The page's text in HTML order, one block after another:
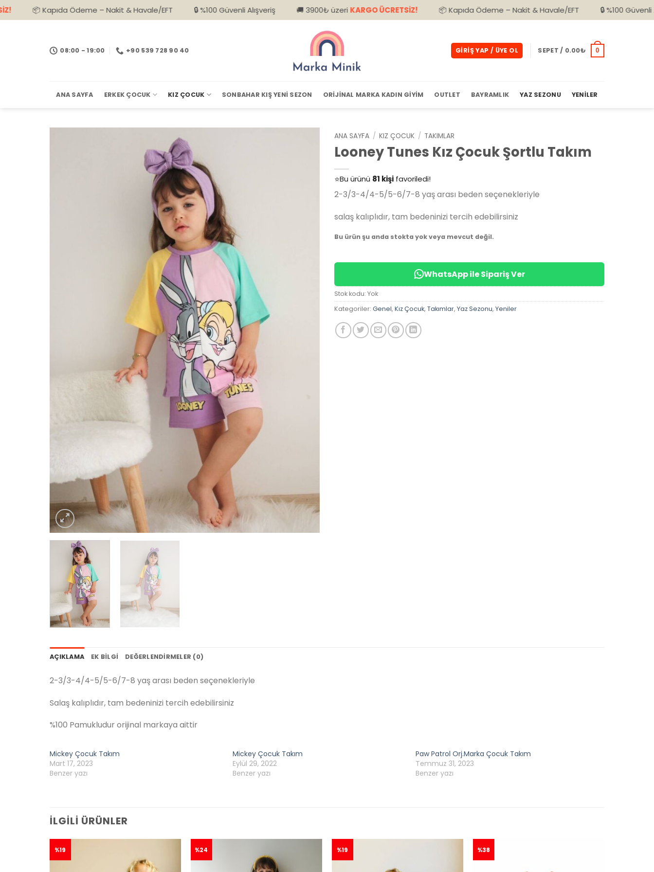
İçeriğe
atla
Ödeme – Nakit & Havale/EFT 🔒 %100 Güvenli Alışveriş 🚚 3900₺ üzeriKARGO ÜCRETSİZ! 📦 Kapıda Ödeme – Nakit & Havale/EFT 🔒 %100 Güvenli Alışveriş
08:00 - 19:00 +90 539 728 90 40 GIRIŞ YAP / ÜYE OL SEPET / 0.00₺ 0
ANA SAYFA ERKEK ÇOCUK KIZ ÇOCUK SONBAHAR KIŞ YENI SEZON ORIJINAL MARKA KADIN GIYIM OUTLET BAYRAMLIK YAZ SEZONU YENILER
ANA SAYFA / KIZ ÇOCUK / TAKIMLAR
Looney Tunes Kız Çocuk Şortlu Takım
👀Şu an
⭐️Bu ürünü 81 kişi favoriledi!
🛒39 kişi sepetine ekledi!
2-3/3-4/4-5/5-6/7-8 yaş arası beden seçenekleriyle
salaş kalıplıdır, tam bedeninizi tercih edebilirsiniz
Bu ürün şu anda stokta yok veya mevcut değil.
WhatsApp ile Sipariş Ver
Stok kodu: Yok
Kategoriler: Genel, Kız Çocuk, Takımlar, Yaz Sezonu, Yeniler
AÇIKLAMA EK BILGI DEĞERLENDIRMELER (0)
2-3/3-4/4-5/5-6/7-8 yaş arası beden seçenekleriyle
Salaş kalıplıdır, tam bedeninizi tercih edebilirsiniz
%100 Pamukludur orijinal markaya aittir
Mickey Çocuk Takım
Mart 17, 2023
Benzer yazı
Mickey Çocuk Takım
Eylül 29, 2022
Benzer yazı
Paw Patrol Orj.Marka Çocuk Takım
Temmuz 31, 2023
Benzer yazı
İLGILI ÜRÜNLER
%19 %24 %19 %38